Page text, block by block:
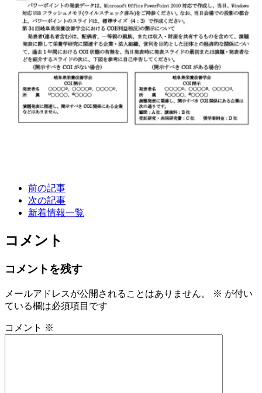
前の記事
次の記事
新着情報一覧
コメント
コメントを残す
メールアドレスが公開されることはありません。 ※ が付い
ている欄は必須項目です
コメント ※